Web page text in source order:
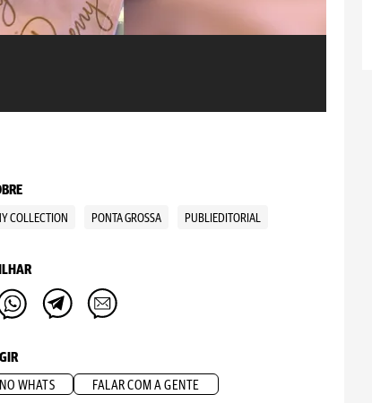
COLLECTION PONTA GROSSA PUBLIEDITORIAL
WHATS FALAR COM A GENTE